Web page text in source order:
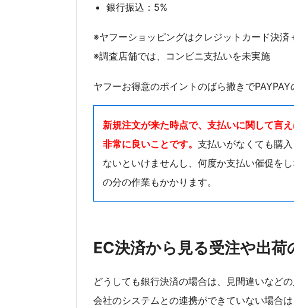
銀行振込：5%
※ヤフーショッピングはクレジットカード決済
※調査店舗では、コンビニ支払いを未実施
ヤフーお得意のポイントのばら撒きでPAYPAY
新規注文が来た時点で、支払いに関して言
非常に良いことです。 支払いがなくても購
ないといけませんし、何度か支払い催促を
の分の作業もかかります。
EC決済から見る受注や出
どうしても銀行決済の場合は、見間違いなど
会社のシステムとの連携ができていない場合